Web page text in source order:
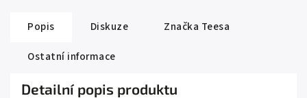
Popis Diskuze Značka Teesa
Ostatní informace
Detailní popis produktu